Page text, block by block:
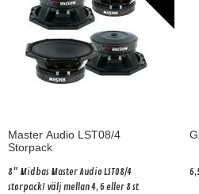
Master Audio LST08/4
Storpack
8" Midbas Master Audio LST08/4
storpack! välj mellan 4, 6 eller 8 st